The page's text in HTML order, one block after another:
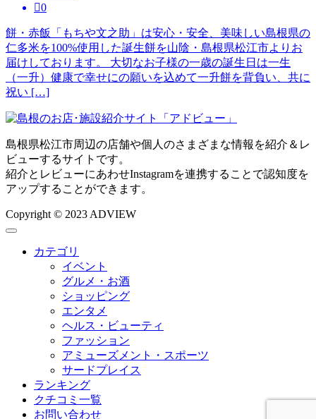
0
餅・赤飯「もちや文之助」は安心・安全、美味しい島根県の
仁多米を100%使用した誕生餅を山陰・島根県松江市よりお
届けしております。 大切なお子様の一歳の誕生日は一生
（一升）健康で幸せにの願いを込めて一升餅を背負い、共に
祝い […]
島根県松江市周辺の店舗や個人のさまざまな情報を紹介＆レ
ビューするサイトです。
紹介とレビューにあわせInstagramを連携することで認知度を
アップすることができます。
Copyright © 2023 ADVIEW
カテゴリ
イベント
グルメ・お酒
ショッピング
エンタメ
ヘルス・ビューティ
ファッション
アミューズメント・スポーツ
サードプレイス
ランキング
クチコミ一覧
お問い合わせ